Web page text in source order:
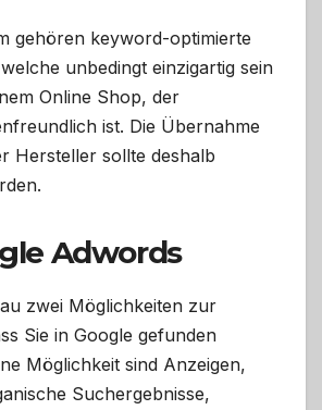
gehören keyword-optimierte
unbedingt einzigartig sein
Online Shop, der
ist. Die Übernahme
Hersteller sollte deshalb
Adwords
zwei Möglichkeiten zur
Sie in Google gefunden
Möglichkeit sind Anzeigen,
Suchergebnisse,